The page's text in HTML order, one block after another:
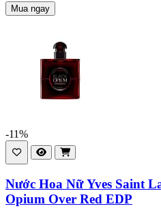
Mua ngay
-11%
Nước Hoa Nữ Yves Saint
Opium Over Red EDP